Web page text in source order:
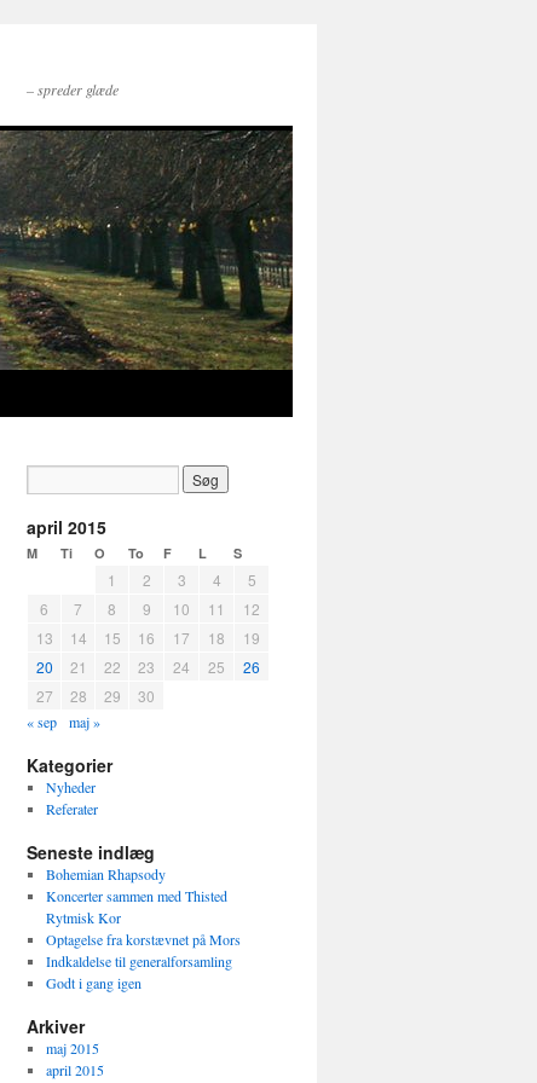
– spreder glæde
april 2015
M Ti O To F L S
1 2 3 4
5
6
7 8 9 10 11
12
13
14 15 16 17 18
19
20
21 22 23 24 25
26
27
28 29 30
« sep maj »
Kategorier
Nyheder
Referater
Seneste indlæg
Bohemian Rhapsody
Koncerter sammen med Thisted
Rytmisk Kor
Optagelse fra korstævnet på Mors
Indkaldelse til generalforsamling
Godt i gang igen
Arkiver
maj 2015
april 2015